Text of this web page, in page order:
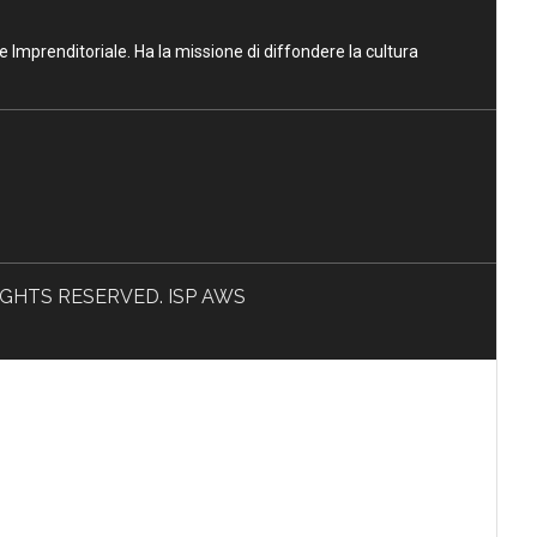
Imprenditoriale. Ha la missione di diffondere la cultura
RESERVED. ISP AWS